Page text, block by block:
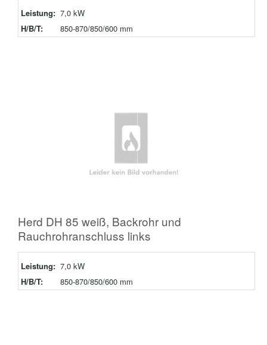
Leistung: 7,0 kW
H/B/T:
850-870/850/600 mm
Herd DH 85 weiß, Backrohr und
Rauchrohranschluss links
Leistung: 7,0 kW
H/B/T:
850-870/850/600 mm